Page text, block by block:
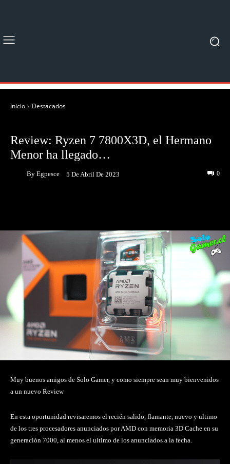
Inicio Destacados
Review: Ryzen 7 7800X3D, el Hermano
Menor ha llegado…
By Egpesce 5 De Abril De 2023 0
Muy buenos amigos de Solo Gamer, y como siempre sean muy bienvenidos
a un nuevo Review
En esta oportunidad revisaremos el recién salido, flamante, nuevo y ultimo
de los tres procesadores anunciados por AMD con memoria 3D Cache en su
generación 7000, al menos el ultimo de los anunciados a la fecha.